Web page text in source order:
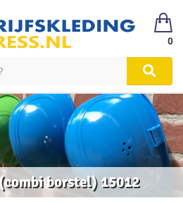
0
borstel) 15012